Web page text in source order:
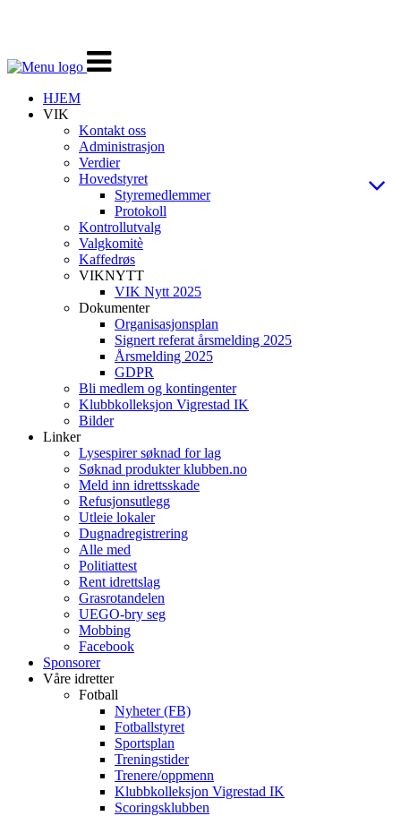
Veksle
navigasjon
HJEM
VIK
Kontakt oss
Administrasjon
Verdier
Hovedstyret
Styremedlemmer
Protokoll
Kontrollutvalg
Valgkomitè
Kaffedrøs
VIKNYTT
VIK Nytt 2025
Dokumenter
Organisasjonsplan
Signert referat årsmelding 2025
Årsmelding 2025
GDPR
Bli medlem og kontingenter
Klubbkolleksjon Vigrestad IK
Bilder
Linker
Lysespirer søknad for lag
Søknad produkter klubben.no
Meld inn idrettsskade
Refusjonsutlegg
Utleie lokaler
Dugnadregistrering
Alle med
Politiattest
Rent idrettslag
Grasrotandelen
UEGO-bry seg
Mobbing
Facebook
Sponsorer
Våre idretter
Fotball
Nyheter (FB)
Fotballstyret
Sportsplan
Treningstider
Trenere/oppmenn
Klubbkolleksjon Vigrestad IK
Scoringsklubben